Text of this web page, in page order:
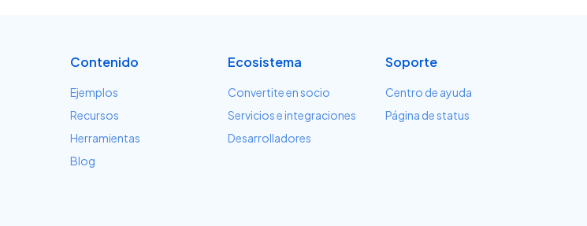
Contenido
Ejemplos
Recursos
Herramientas
Blog
Ecosistema
Convertite en socio
Servicios e integraciones
Desarrolladores
Soporte
Centro de ayuda
Página de status